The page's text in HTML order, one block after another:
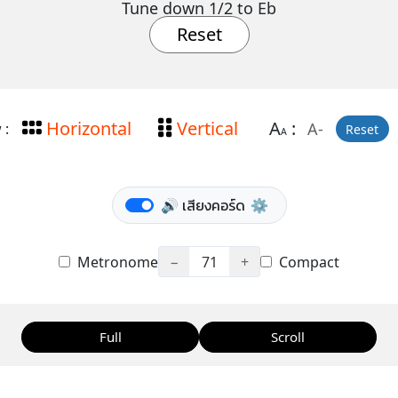
Tune down 1/2 to Eb
Reset
: Horizontal Vertical AA: A- Reset
🔊 เสียงคอร์ด ⚙️
Metronome − 71 + Compact
Full Scroll